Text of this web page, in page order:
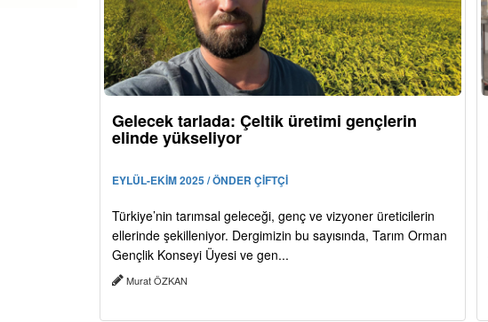
Gelecek tarlada: Çeltik üretimi gençlerin
elinde yükseliyor
EYLÜL-EKİM 2025 / ÖNDER ÇİFTÇİ
Türkiye’nin tarımsal geleceği, genç ve vizyoner üreticilerin
ellerinde şekilleniyor. Dergimizin bu sayısında, Tarım Orman
Gençlik Konseyi Üyesi ve gen...
Murat ÖZKAN